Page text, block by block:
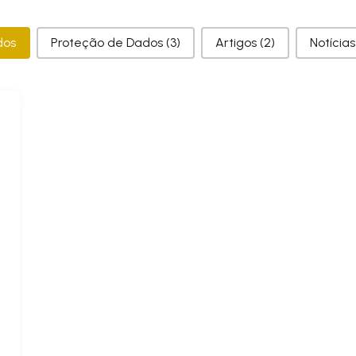
Proteção de Dados (3) Artigos (2) Notícias